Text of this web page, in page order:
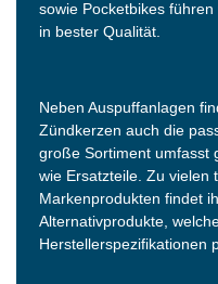
sowie Pocketbikes
in bester Qualität.
Neben Auspuffanlagen
Zündkerzen auch die
große Sortiment umfasst
wie Ersatzteile. Zu vielen
Markenprodukten findet
Alternativprodukte,
Herstellerspezifikationen